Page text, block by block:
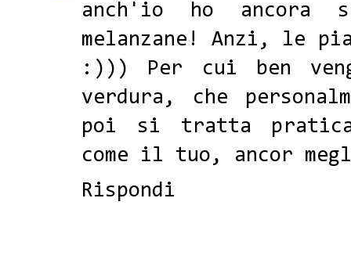
anch'io ho ancora
melanzane! Anzi, le
:))) Per cui ben
verdura, che
poi si tratta
come il tuo, ancor
Rispondi